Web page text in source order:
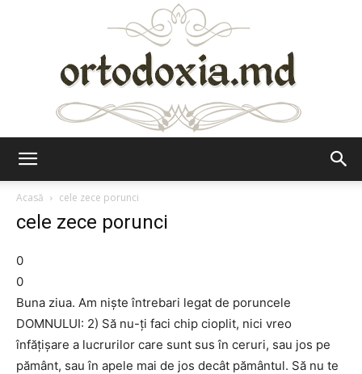
Acasă
cele zece porunci
cele zece porunci
0
0
Buna ziua. Am niște întrebari legat de poruncele
DOMNULUI: 2) Să nu-ţi faci chip cioplit, nici vreo
înfăţişare a lucrurilor care sunt sus în ceruri, sau jos pe
pământ, sau în apele mai de jos decât pământul. Să nu te